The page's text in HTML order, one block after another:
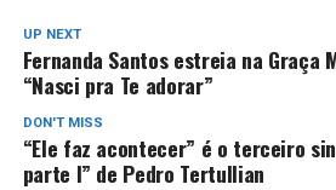
UP NEXT
Fernanda Santos estreia na Graça
“Nasci pra Te adorar”
DON'T MISS
“Ele faz acontecer” é o terceiro
parte I” de Pedro Tertullian